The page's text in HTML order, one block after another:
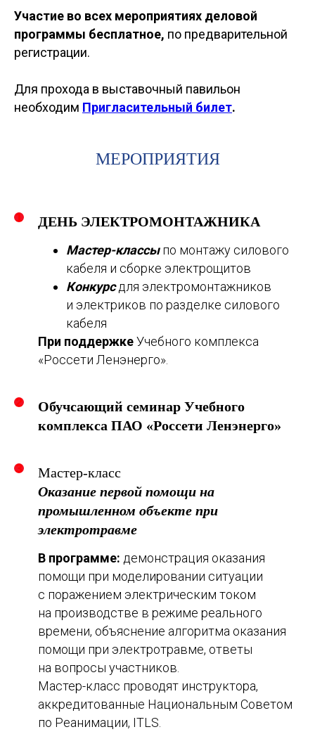
Участие во всех мероприятиях деловой
программы бесплатное, по предварительной
регистрации.
Для прохода в выставочный павильон
необходим Пригласительный билет.
МЕРОПРИЯТИЯ
ДЕНЬ ЭЛЕКТРОМОНТАЖНИКА
Мастер-классыпо монтажу силового
кабеля и сборке электрощитов
Конкурсдля электромонтажников
и электриков по разделке силового
кабеля
При поддержкеУчебного комплекса
«Россети Ленэнерго».
Обучсающий семинар Учебного
комплекса ПАО «Россети Ленэнерго»
Мастер-класс
Оказание первой помощи на
промышленном объекте при
электротравме
В программе: демонстрация оказания
помощи при моделировании ситуации
с поражением электрическим током
на производстве в режиме реального
времени, объяснение алгоритма оказания
помощи при электротравме, ответы
на вопросы участников.
Мастер-класс проводят инструктора,
аккредитованные Национальным Советом
по Реанимации, ITLS.